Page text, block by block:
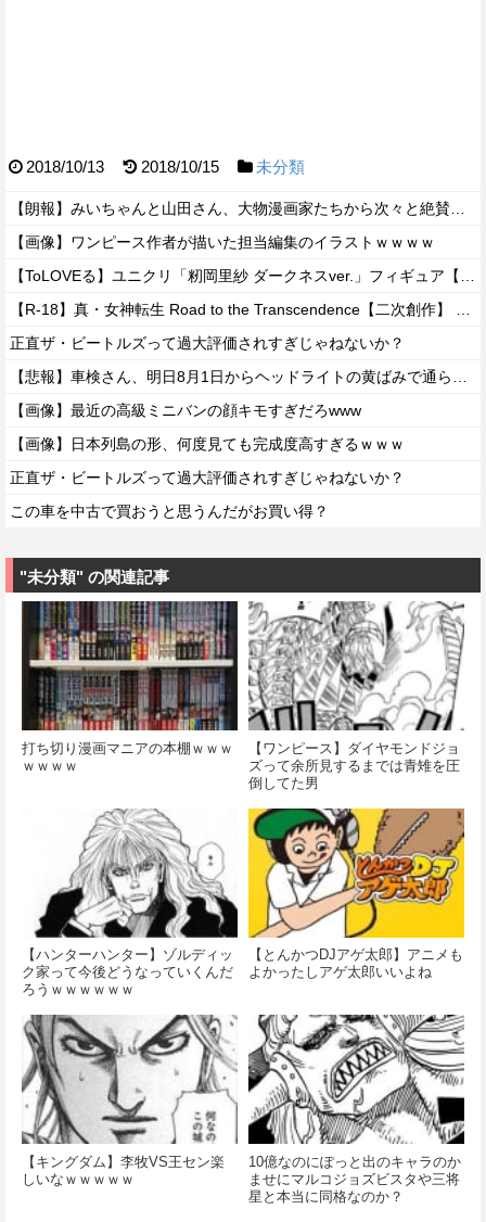
2018/10/13 2018/10/15 未分類
【画像】ワンピース作者が描いた担当編集のイラストｗｗｗｗ
正直ザ・ビートルズって過大評価されすぎじゃねないか？
【画像】最近の高級ミニバンの顔キモすぎだろwww
【画像】日本列島の形、何度見ても完成度高すぎるｗｗｗ
正直ザ・ビートルズって過大評価されすぎじゃねないか？
この車を中古で買おうと思うんだがお買い得？
"未分類" の関連記事
打ち切り漫画マニアの本棚ｗｗｗ
ｗｗｗｗ
【ワンピース】ダイヤモンドジョ
ズって余所見するまでは青雉を圧
倒してた男
【ハンターハンター】ゾルディッ
ク家って今後どうなっていくんだ
ろうｗｗｗｗｗｗ
【とんかつDJアゲ太郎】アニメも
よかったしアゲ太郎いいよね
【キングダム】李牧VS王セン楽
しいなｗｗｗｗｗ
10億なのにぽっと出のキャラのか
ませにマルコジョズビスタや三将
星と本当に同格なのか？